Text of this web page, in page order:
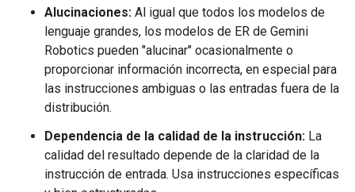
Alucinaciones: Al igual que todos los modelos de
lenguaje grandes, los modelos de ER de Gemini
Robotics pueden "alucinar" ocasionalmente o
proporcionar información incorrecta, en especial para
las instrucciones ambiguas o las entradas fuera de la
distribución.
Dependencia de la calidad de la instrucción: La
calidad del resultado depende de la claridad de la
instrucción de entrada. Usa instrucciones específicas